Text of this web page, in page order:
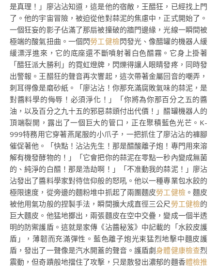
是真理！」廖沾沾知道，這是他的宿敵，王醋狂，已經找上門
了。他的宇宙冒險，被迫從他對蒜泥的焦慮中，正式開始了。
一個狂妄的影子佔滿了那扇被撞破的牆門邊緣，光線一瞬間被
極端的酸氣扭曲。一個閃勞工健檢閃發光、像醋罐的機器人緩
緩漂浮進來，它的底座還不斷噴射著白色醋霧。它身上掛著
「醋狂派大勝利」的霓虹燈牌，閃爍得讓人眼睛發疼，同時發
出警報。王醋狂的聲音再次響起，這次帶著金屬回音的嘲弄，
刺耳得像是磨砂紙。「廖沾沾！你那充滿腐敗氣味的蒜泥，是
對醬料學的侮辱！必須淨化！」「你將為你那百分之五的醬
油，以及百分之九十五的邪惡蒜頭付出代價！」醋罐機器人的
頂端裂開，露出了一個巨大的管口，正在聚積藍色光芒。K-
999特務用它穿著燕尾服的小爪子，一把抓住了廖沾沾的褲腳
催促著他。「快點！沾沾先生！那是醋酸離子炮！專門用來溶
解有機發酵物的！」「它會把你的蒜泥在零點一秒內變成無菌
的、純淨的白醋！那是浩劫啊！」「不准動我的蒜泥！」廖沾
沾發出了醬料學家對待信仰般的怒吼。他以一種專業包水餃的
極限速度，從旁邊的麵粉堆中抓起了兩團麵皮勞工健檢。麵皮
被他用氣功般的捏製手法，瞬間擴大成直徑三公尺 勞工健檢的
巨大麵皮。他猛地擲出，兩張麵皮在空中交疊，變成一個半透
明的防禦護盾。這就是家傳《沾醬秘笈》中記載的「水餃皮護
盾」，薄韌而充滿彈性。藍色離子炮光束猛烈地擊中麵皮護
盾，發出了一聲像是汽水開蓋的聲音。護盾劇身體健康檢查烈
震動，但奇蹟般地擋住了攻擊，只是散發出濃郁的麵香體檢推